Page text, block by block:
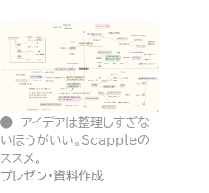
アイデアは整理しすぎな
いほうがいい。Scappleの
ススメ。
プレゼン・資料作成